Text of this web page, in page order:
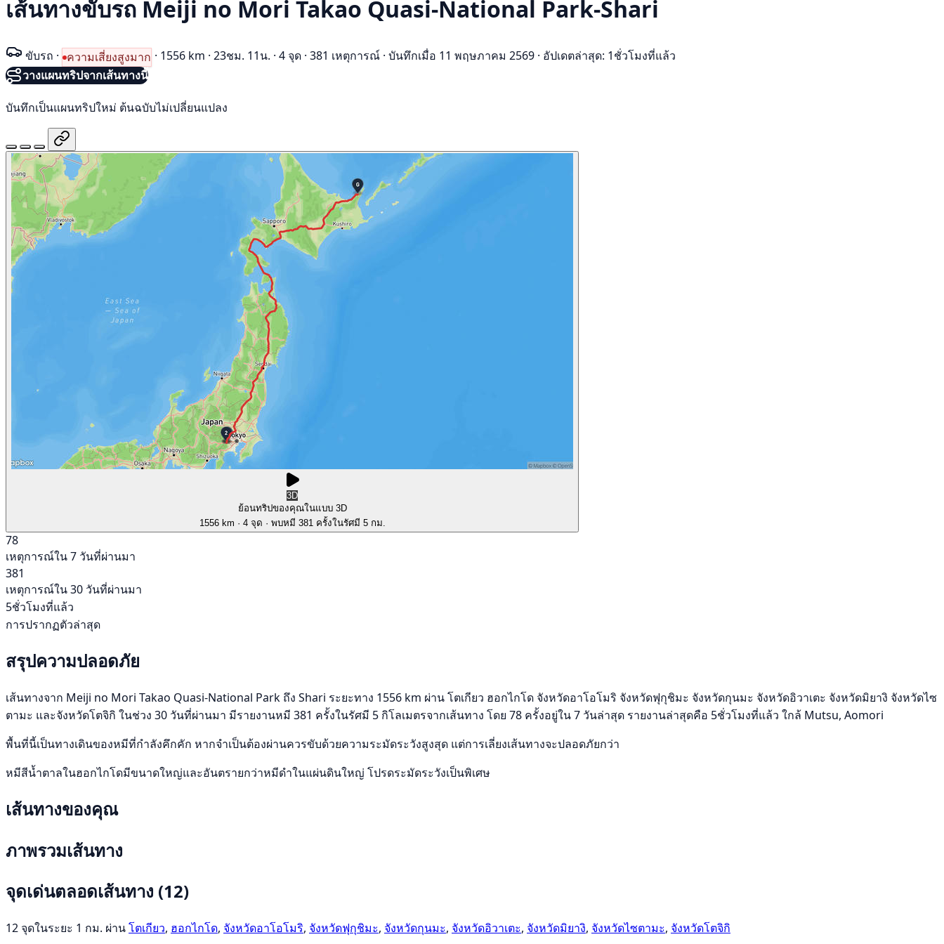
เส้นทางขับรถ Meiji no Mori Takao Quasi-National Park-Shari
ขับรถ · ความเสี่ยงสูงมาก · 1556 km · 23ชม. 11น. · 4 จุด · 381 เหตุการณ์ · บันทึกเมื่อ 11 พฤษภาคม 2569 · อัปเดตล่าสุด: 1ชั่วโมงที่แล้ว
วางแผนทริปจากเส้นทางนี้
บันทึกเป็นแผนทริปใหม่ ต้นฉบับไม่เปลี่ยนแปลง
3D
ย้อนทริปของคุณในแบบ 3D
1556 km · 4 จุด · พบหมี 381 ครั้งในรัศมี 5 กม.
78
เหตุการณ์ใน 7 วันที่ผ่านมา
381
เหตุการณ์ใน 30 วันที่ผ่านมา
5ชั่วโมงที่แล้ว
การปรากฏตัวล่าสุด
สรุปความปลอดภัย
เส้นทางจาก Meiji no Mori Takao Quasi-National Park ถึง Shari ระยะทาง 1556 km ผ่าน โตเกียว ฮอกไกโด จังหวัดอาโอโมริ จังหวัดฟุกุชิมะ จังหวัดกุนมะ จังหวัดอิวาเตะ จังหวัดมิยางิ จังหวัดไซ
ตามะ และจังหวัดโตจิกิ ในช่วง 30 วันที่ผ่านมา มีรายงานหมี 381 ครั้งในรัศมี 5 กิโลเมตรจากเส้นทาง โดย 78 ครั้งอยู่ใน 7 วันล่าสุด รายงานล่าสุดคือ 5ชั่วโมงที่แล้ว ใกล้ Mutsu, Aomori
พื้นที่นี้เป็นทางเดินของหมีที่กำลังคึกคัก หากจำเป็นต้องผ่านควรขับด้วยความระมัดระวังสูงสุด แต่การเลี่ยงเส้นทางจะปลอดภัยกว่า
หมีสีน้ำตาลในฮอกไกโดมีขนาดใหญ่และอันตรายกว่าหมีดำในแผ่นดินใหญ่ โปรดระมัดระวังเป็นพิเศษ
เส้นทางของคุณ
ภาพรวมเส้นทาง
จุดเด่นตลอดเส้นทาง (12)
12 จุดในระยะ 1 กม. ผ่านโตเกียว, ฮอกไกโด, จังหวัดอาโอโมริ, จังหวัดฟุกุชิมะ, จังหวัดกุนมะ, จังหวัดอิวาเตะ, จังหวัดมิยางิ, จังหวัดไซตามะ, จังหวัดโตจิกิ